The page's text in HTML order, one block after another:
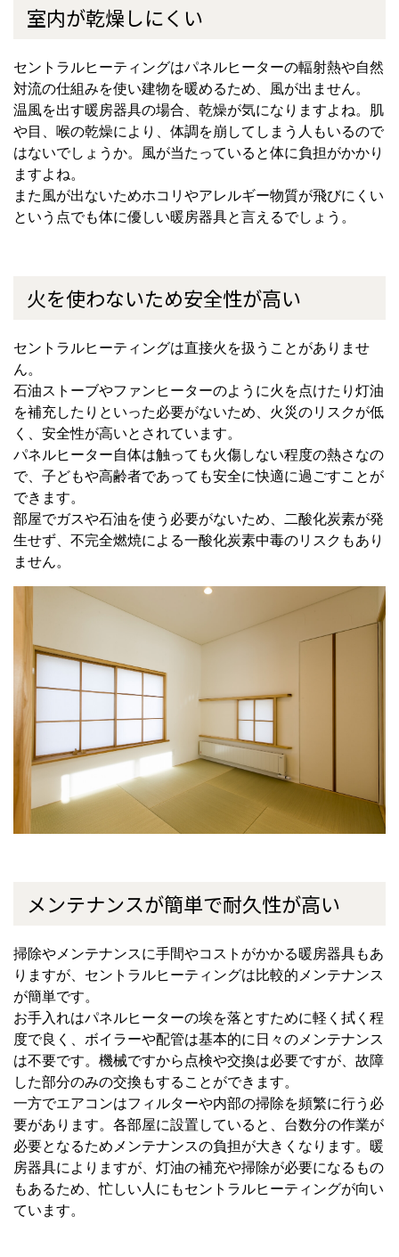
室内が乾燥しにくい
セントラルヒーティングはパネルヒーターの輻射熱や自然
対流の仕組みを使い建物を暖めるため、風が出ません。
温風を出す暖房器具の場合、乾燥が気になりますよね。肌
や目、喉の乾燥により、体調を崩してしまう人もいるので
はないでしょうか。風が当たっていると体に負担がかかり
ますよね。
また風が出ないためホコリやアレルギー物質が飛びにくい
という点でも体に優しい暖房器具と言えるでしょう。
火を使わないため安全性が高い
セントラルヒーティングは直接火を扱うことがありませ
ん。
石油ストーブやファンヒーターのように火を点けたり灯油
を補充したりといった必要がないため、火災のリスクが低
く、安全性が高いとされています。
パネルヒーター自体は触っても火傷しない程度の熱さなの
で、子どもや高齢者であっても安全に快適に過ごすことが
できます。
部屋でガスや石油を使う必要がないため、二酸化炭素が発
生せず、不完全燃焼による一酸化炭素中毒のリスクもあり
ません。
メンテナンスが簡単で耐久性が高い
掃除やメンテナンスに手間やコストがかかる暖房器具もあ
りますが、セントラルヒーティングは比較的メンテナンス
が簡単です。
お手入れはパネルヒーターの埃を落とすために軽く拭く程
度で良く、ボイラーや配管は基本的に日々のメンテナンス
は不要です。機械ですから点検や交換は必要ですが、故障
した部分のみの交換もすることができます。
一方でエアコンはフィルターや内部の掃除を頻繁に行う必
要があります。各部屋に設置していると、台数分の作業が
必要となるためメンテナンスの負担が大きくなります。暖
房器具によりますが、灯油の補充や掃除が必要になるもの
もあるため、忙しい人にもセントラルヒーティングが向い
ています。